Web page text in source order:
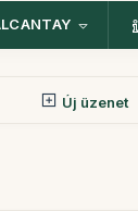
Új üzenet